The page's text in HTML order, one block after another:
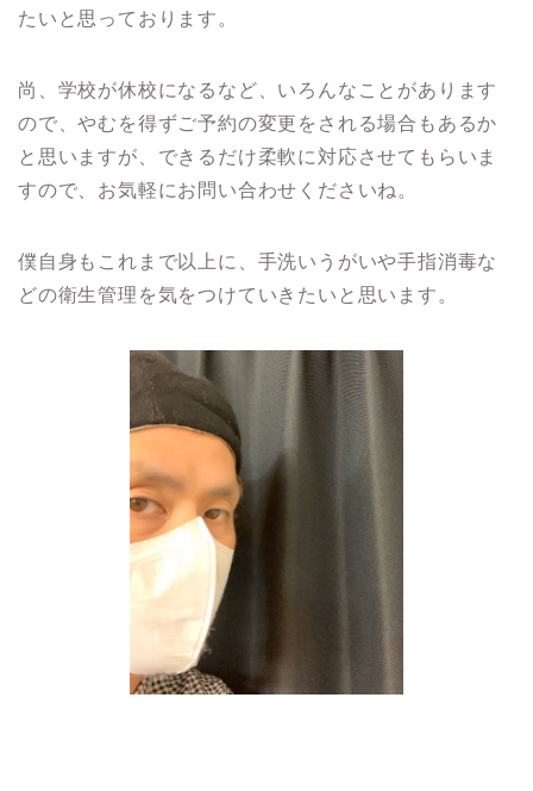
たいと思っております。
尚、学校が休校になるなど、いろんなことがあります
ので、やむを得ずご予約の変更をされる場合もあるか
と思いますが、できるだけ柔軟に対応させてもらいま
すので、お気軽にお問い合わせくださいね。
僕自身もこれまで以上に、手洗いうがいや手指消毒な
どの衛生管理を気をつけていきたいと思います。